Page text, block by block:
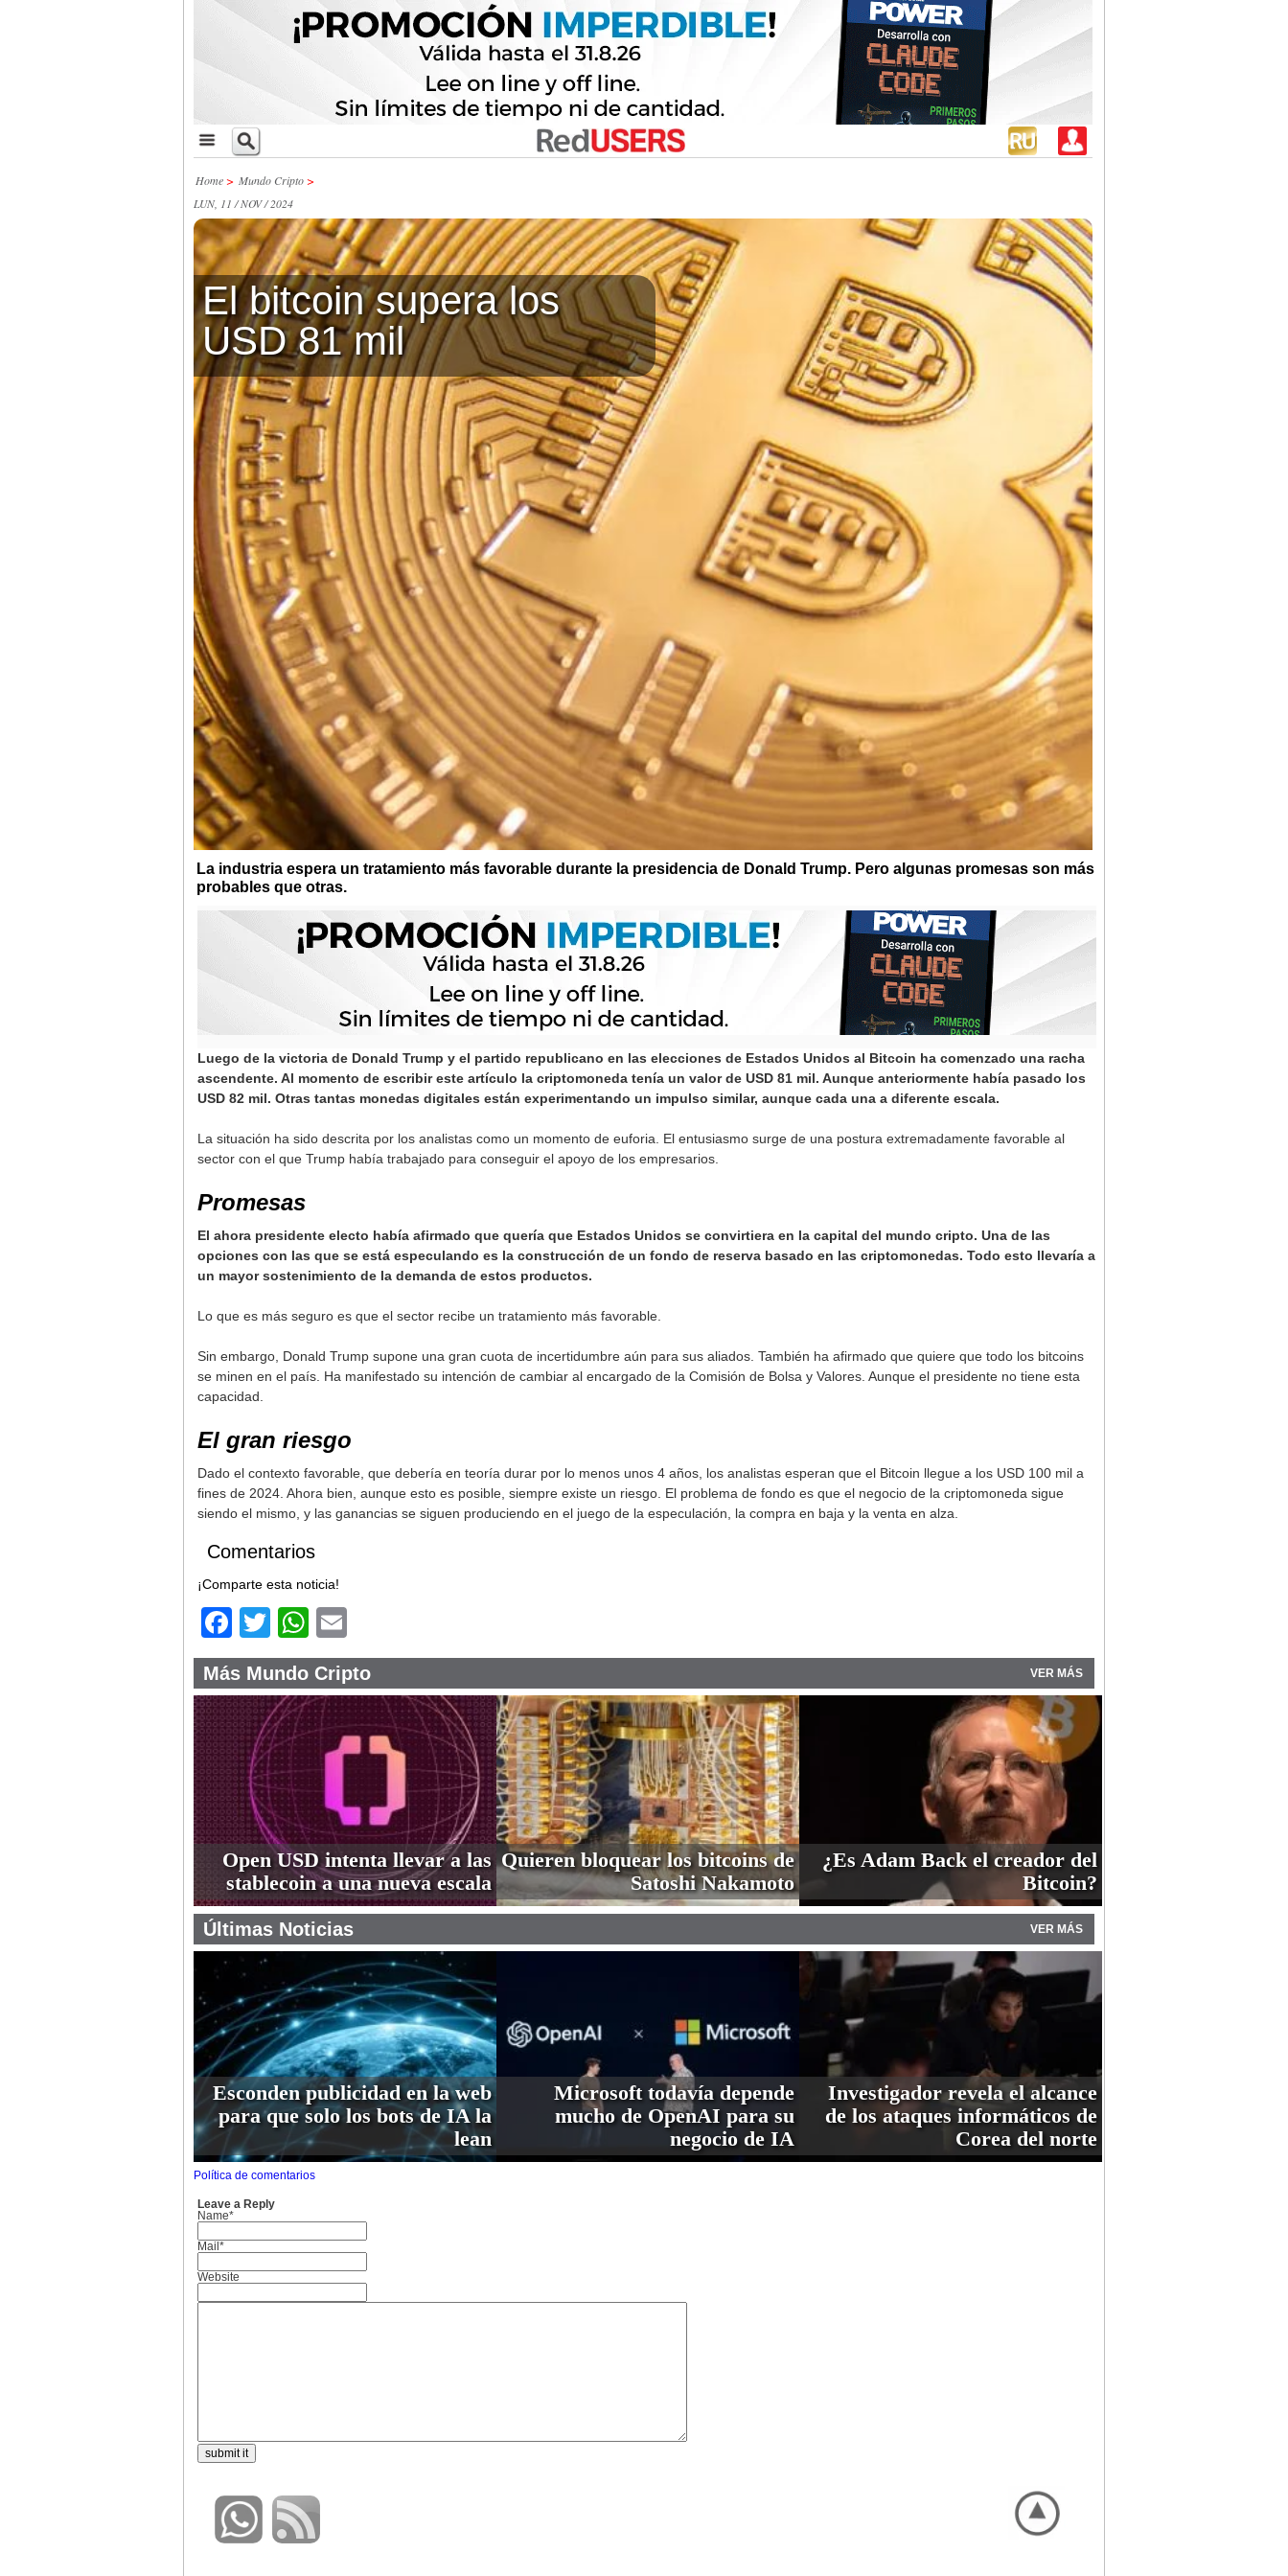
Home> Mundo Cripto>
LUN, 11 / NOV / 2024
El bitcoin supera los
USD 81 mil
La industria espera un tratamiento más favorable durante la presidencia de Donald Trump. Pero algunas promesas son más
probables que otras.
Luego de la victoria de Donald Trump y el partido republicano en las elecciones de Estados Unidos al Bitcoin ha comenzado una racha
ascendente. Al momento de escribir este artículo la criptomoneda tenía un valor de USD 81 mil. Aunque anteriormente había pasado los
USD 82 mil. Otras tantas monedas digitales están experimentando un impulso similar, aunque cada una a diferente escala.
La situación ha sido descrita por los analistas como un momento de euforia. El entusiasmo surge de una postura extremadamente favorable al
sector con el que Trump había trabajado para conseguir el apoyo de los empresarios.
Promesas
El ahora presidente electo había afirmado que quería que Estados Unidos se convirtiera en la capital del mundo cripto. Una de las
opciones con las que se está especulando es la construcción de un fondo de reserva basado en las criptomonedas. Todo esto llevaría a
un mayor sostenimiento de la demanda de estos productos.
Lo que es más seguro es que el sector recibe un tratamiento más favorable.
Sin embargo, Donald Trump supone una gran cuota de incertidumbre aún para sus aliados. También ha afirmado que quiere que todo los bitcoins
se minen en el país. Ha manifestado su intención de cambiar al encargado de la Comisión de Bolsa y Valores. Aunque el presidente no tiene esta
capacidad.
El gran riesgo
Dado el contexto favorable, que debería en teoría durar por lo menos unos 4 años, los analistas esperan que el Bitcoin llegue a los USD 100 mil a
fines de 2024. Ahora bien, aunque esto es posible, siempre existe un riesgo. El problema de fondo es que el negocio de la criptomoneda sigue
siendo el mismo, y las ganancias se siguen produciendo en el juego de la especulación, la compra en baja y la venta en alza.
Comentarios
¡Comparte esta noticia!
Facebook
TwitterWhatsApp
Más Mundo Cripto VER MÁS
Open USD intenta llevar a las
stablecoin a una nueva escala
Quieren bloquear los bitcoins de
Satoshi Nakamoto
¿Es Adam Back el creador del
Bitcoin?
Últimas Noticias VER MÁS
Esconden publicidad en la web
para que solo los bots de IA la
lean
Microsoft todavía depende
mucho de OpenAI para su
negocio de IA
Investigador revela el alcance
de los ataques informáticos de
Corea del norte
Política de comentarios
Leave a Reply
Name*
Mail*
Website